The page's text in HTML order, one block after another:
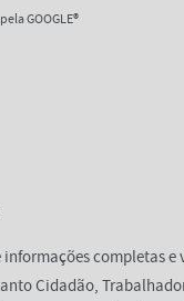
GOOGLE®
informações completas e
Cidadão,